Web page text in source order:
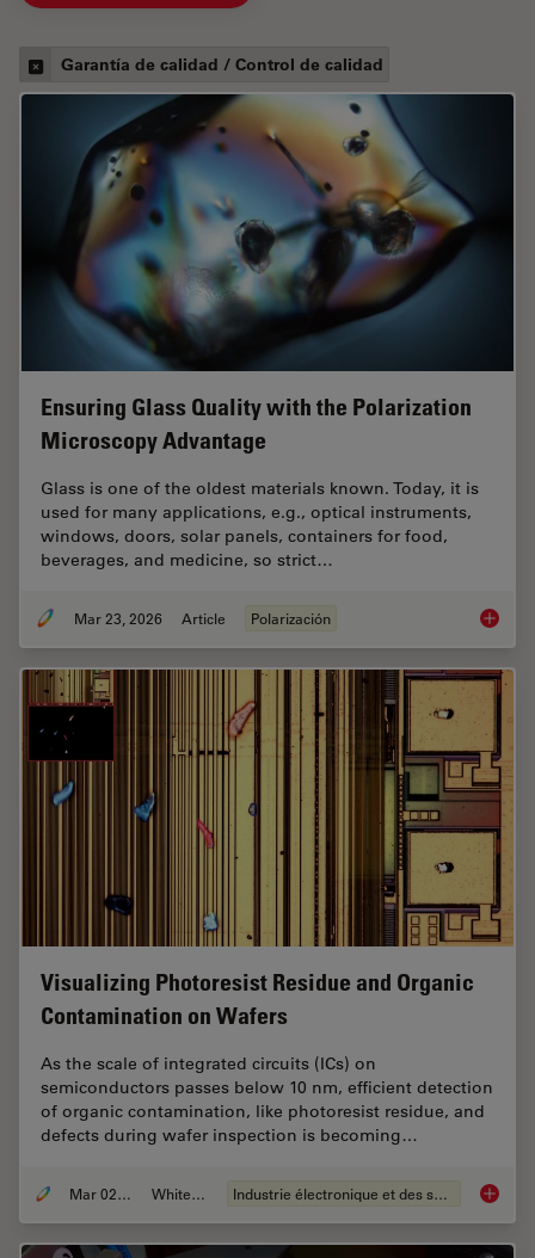
Garantía de calidad / Control de calidad
Ensuring Glass Quality with the Polarization
Microscopy Advantage
Glass is one of the oldest materials known. Today, it is
used for many applications, e.g., optical instruments,
windows, doors, solar panels, containers for food,
beverages, and medicine, so strict…
Mar 23, 2026 Article Polarización
Visualizing Photoresist Residue and Organic
Contamination on Wafers
As the scale of integrated circuits (ICs) on
semiconductors passes below 10 nm, efficient detection
of organic contamination, like photoresist residue, and
defects during wafer inspection is becoming…
Mar 02, 2026 Whitepaper Industrie électronique et des semi-conducteurs